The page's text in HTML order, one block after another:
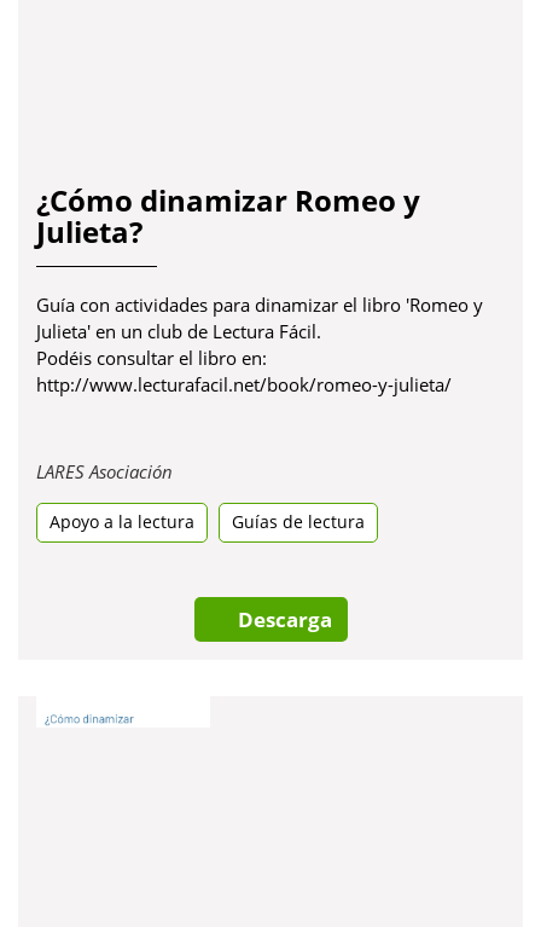
¿Cómo dinamizar Romeo y
Julieta?
Guía con actividades para dinamizar el libro 'Romeo y
Julieta' en un club de Lectura Fácil.
Podéis consultar el libro en:
http://www.lecturafacil.net/book/romeo-y-julieta/
LARES Asociación
una
pestanya
Apoyo a la lectura Guías de lectura
Descarga